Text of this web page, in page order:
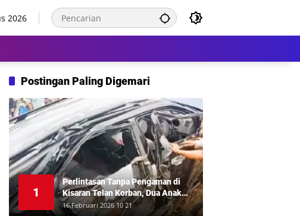
2026
Postingan Paling Digemari
1
Perlintasan Tanpa Pengaman di
Kisaran Telan Korban, Dua Anak
Meninggal Disambar KA Putri Deli
16,Februari 2026 10 21